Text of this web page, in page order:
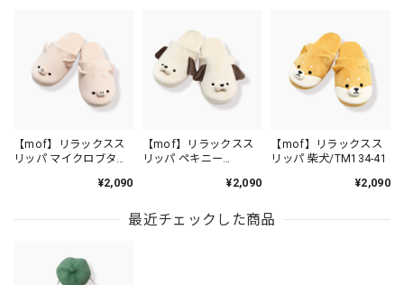
【mof】リラックスス
リッパ マイクロブタ
¥2,090
【mof】リラックスス
リッパ ペキニー
¥2,090
【mof】リラックスス
リッパ 柴犬/TM134-41
¥2,090
最近チェックした商品